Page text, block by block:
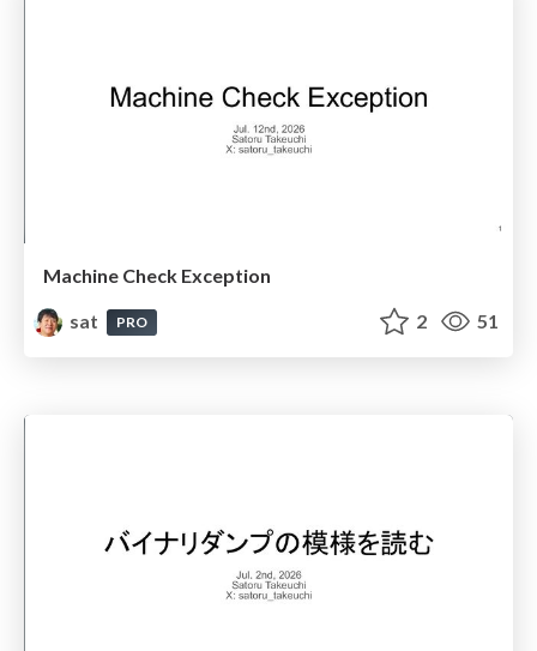
Machine Check Exception
sat
PRO 2 51